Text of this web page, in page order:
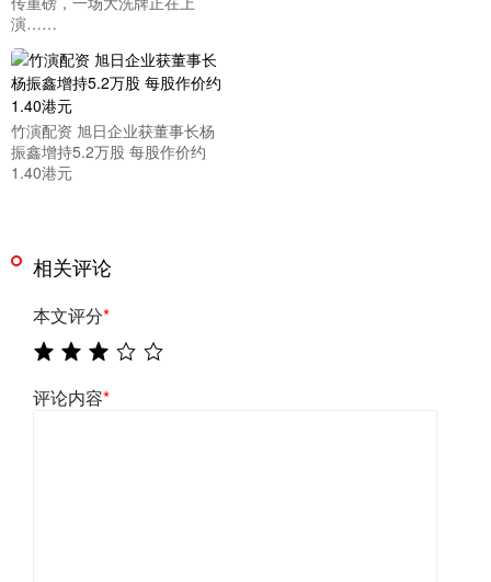
演……
竹演配资 旭日企业获董事长杨
振鑫增持5.2万股 每股作价约
1.40港元
相关评论
本文评分*
评论内容*